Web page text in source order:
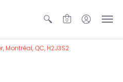
0
Montréal, QC, H2J3S2